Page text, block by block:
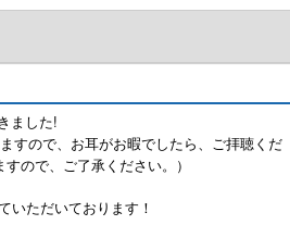
ました!
すので、お耳がお暇でしたら、ご拝聴くだ
ので、ご了承ください。）
いただいております！